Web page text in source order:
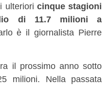
ulterioricinque stagioni
di 11.7 milioni a
è il giornalista Pierre
il prossimo anno sotto
milioni. Nella passata